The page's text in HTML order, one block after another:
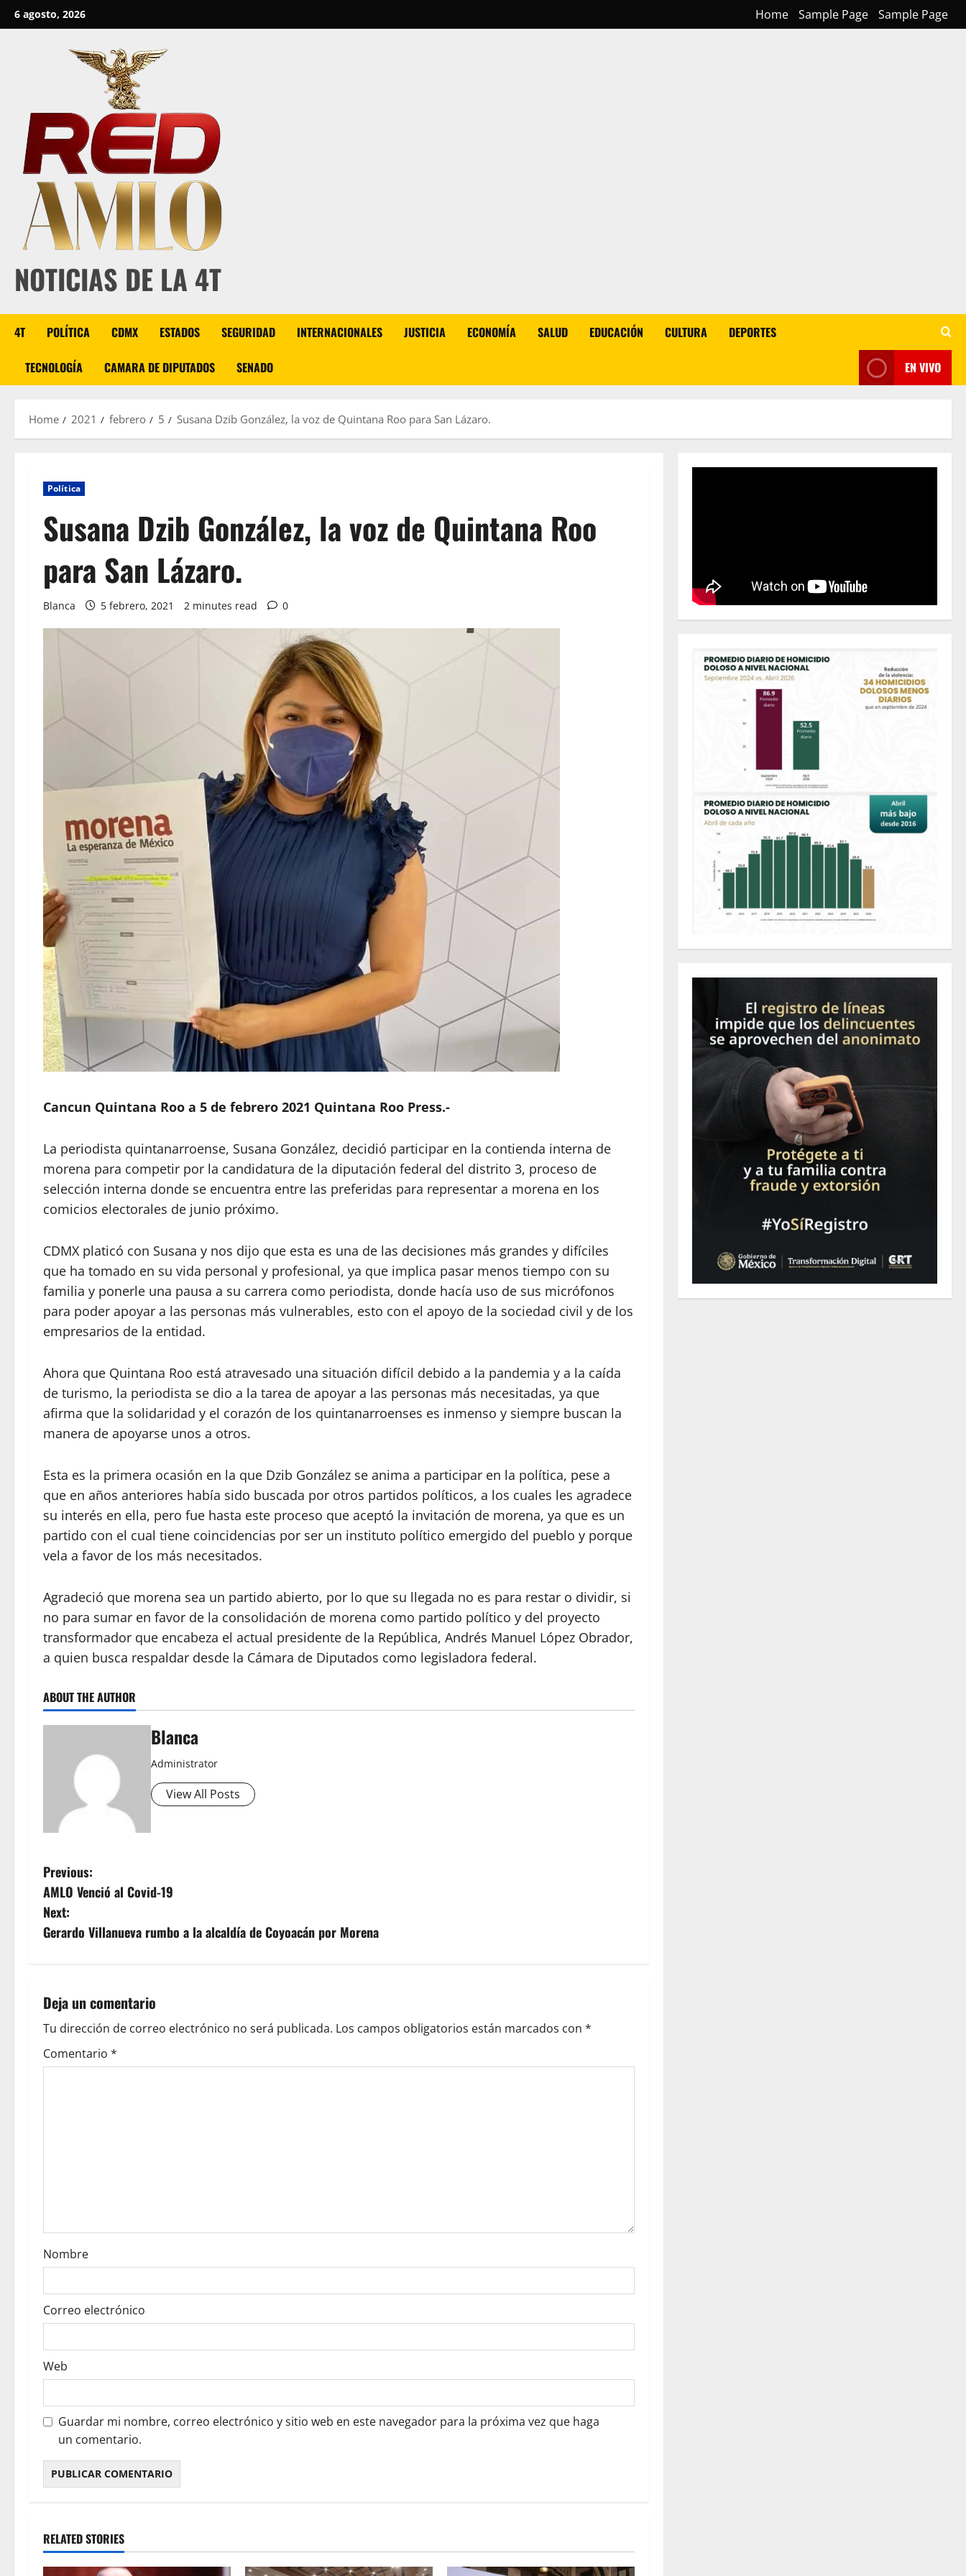
Skip
to
6 agosto, 2026 Home Sample Page Sample Page
NOTICIAS DE LA 4T
4T POLÍTICA CDMX ESTADOS SEGURIDAD INTERNACIONALES JUSTICIA ECONOMÍA SALUD EDUCACIÓN CULTURA DEPORTES
TECNOLOGÍA CAMARA DE DIPUTADOS SENADO EN VIVO
Home 2021 febrero 5 Susana Dzib González, la voz de Quintana Roo para San Lázaro.
Política
Susana Dzib González, la voz de Quintana Roo
para San Lázaro.
Blanca 5 febrero, 2021 2 minutes read 0
Cancun Quintana Roo a 5 de febrero 2021 Quintana Roo Press.-
La periodista quintanarroense, Susana González, decidió participar en la contienda interna de
morena para competir por la candidatura de la diputación federal del distrito 3, proceso de
selección interna donde se encuentra entre las preferidas para representar a morena en los
comicios electorales de junio próximo.
CDMX platicó con Susana y nos dijo que esta es una de las decisiones más grandes y difíciles
que ha tomado en su vida personal y profesional, ya que implica pasar menos tiempo con su
familia y ponerle una pausa a su carrera como periodista, donde hacía uso de sus micrófonos
para poder apoyar a las personas más vulnerables, esto con el apoyo de la sociedad civil y de los
empresarios de la entidad.
Ahora que Quintana Roo está atravesado una situación difícil debido a la pandemia y a la caída
de turismo, la periodista se dio a la tarea de apoyar a las personas más necesitadas, ya que
afirma que la solidaridad y el corazón de los quintanarroenses es inmenso y siempre buscan la
manera de apoyarse unos a otros.
Esta es la primera ocasión en la que Dzib González se anima a participar en la política, pese a
que en años anteriores había sido buscada por otros partidos políticos, a los cuales les agradece
su interés en ella, pero fue hasta este proceso que aceptó la invitación de morena, ya que es un
partido con el cual tiene coincidencias por ser un instituto político emergido del pueblo y porque
vela a favor de los más necesitados.
Agradeció que morena sea un partido abierto, por lo que su llegada no es para restar o dividir, si
no para sumar en favor de la consolidación de morena como partido político y del proyecto
transformador que encabeza el actual presidente de la República, Andrés Manuel López Obrador,
a quien busca respaldar desde la Cámara de Diputados como legisladora federal.
ABOUT THE AUTHOR
Blanca
Administrator
View All Posts
P
o
s
n
a
v
o
n
Previous:
AMLO Venció al Covid-19
Next:
Gerardo Villanueva rumbo a la alcaldía de Coyoacán por Morena
Deja un comentario
Tu dirección de correo electrónico no será publicada. Los campos obligatorios están marcados con *
Comentario *
Nombre
Correo electrónico
Web
Guardar mi nombre, correo electrónico y sitio web en este navegador para la próxima vez que haga
un comentario.
RELATED STORIES